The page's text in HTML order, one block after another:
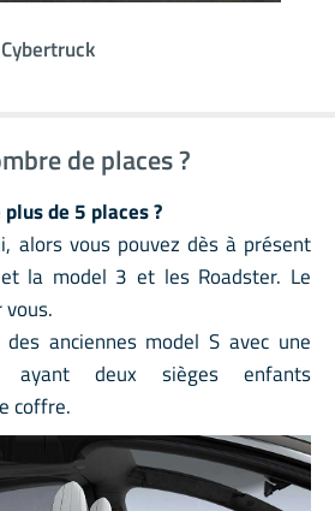
Cybertruck
de places ?
de 5 places ?
alors vous pouvez dès à présent
la model 3 et les Roadster. Le
anciennes model S avec une
deux sièges enfants
coffre.